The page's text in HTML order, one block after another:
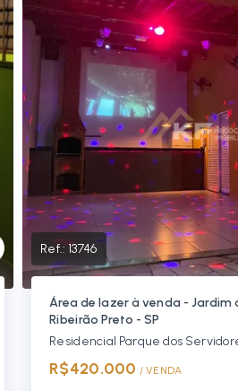
Ref.:13746
Área de lazer à venda - Jardim
Ribeirão Preto - SP
R$420.000 / VENDA